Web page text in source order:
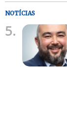
NOTÍCIAS
5.